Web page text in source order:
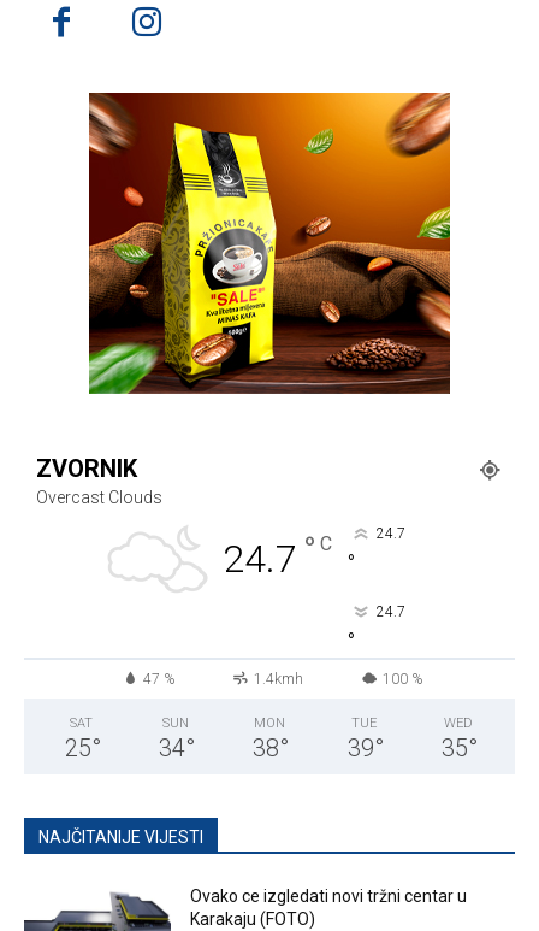
ZVORNIK
Overcast Clouds
24.7 ° C 24.7
°
24.7
°
47 % 1.4kmh 100 %
SAT
25°
SUN
34°
MON
38°
TUE
39°
WED
35°
NAJČITANIJE VIJESTI
Ovako ce izgledati novi tržni centar u
Karakaju (FOTO)